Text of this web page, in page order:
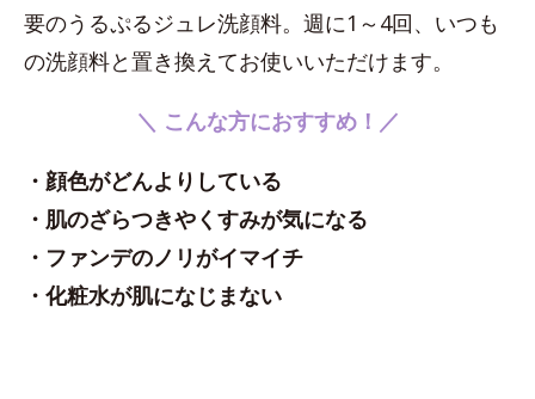
要のうるぷるジュレ洗顔料。週に1～4回、いつも
の洗顔料と置き換えてお使いいただけます。
＼ こんな方におすすめ！／
・顔色がどんよりしている
・肌のざらつきやくすみが気になる
・ファンデのノリがイマイチ
・化粧水が肌になじまない